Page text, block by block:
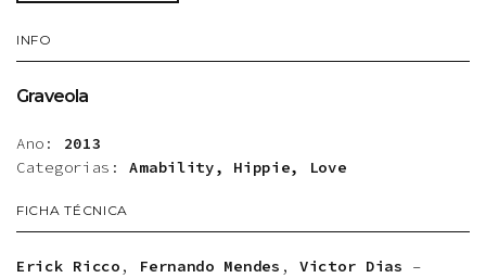
INFO
Graveola
Ano: 2013
Categorias:Amability, Hippie, Love
FICHA TÉCNICA
Erick Ricco , Fernando Mendes ,Victor Dias –